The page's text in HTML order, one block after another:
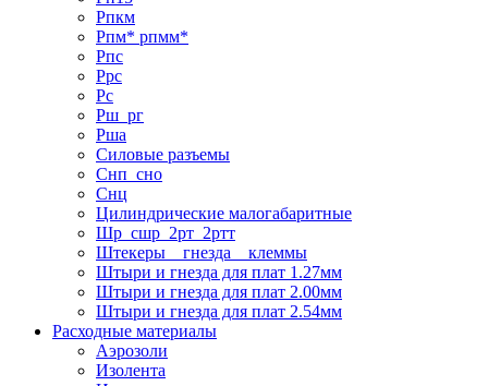
Рпкм
Рпм* рпмм*
Рпс
Ррс
Рс
Рш_рг
Рша
Силовые разъемы
Снп_сно
Снц
Цилиндрические малогабаритные
Шр_сшр_2рт_2ртт
Штекеры _ гнезда _ клеммы
Штыри и гнезда для плат 1.27мм
Штыри и гнезда для плат 2.00мм
Штыри и гнезда для плат 2.54мм
Расходные материалы
Аэрозоли
Изолента